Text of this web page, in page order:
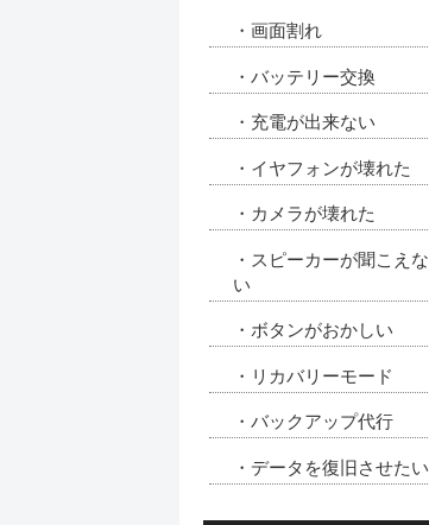
・画面割れ
・バッテリー交換
・充電が出来ない
・イヤフォンが壊れた
・カメラが壊れた
・スピーカーが聞こえな
い
・ボタンがおかしい
・リカバリーモード
・バックアップ代行
・データを復旧させたい